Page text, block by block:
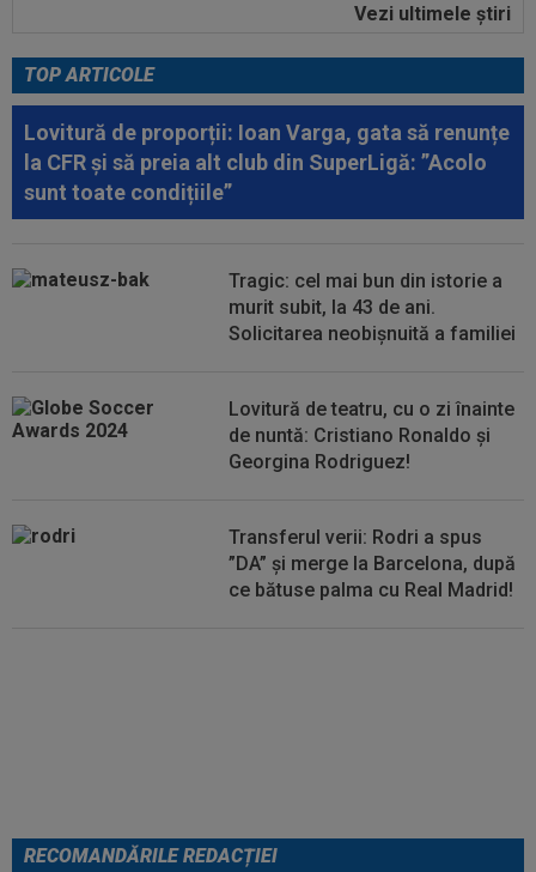
Daniel Pancu a ”explodat”, după UTA -
00:41 EXCLUSIV
Atacant pentru FCSB! A făcut
00:34 EXCLUSIV
2 la 1: au dat verdictul la cea mai
controversată fază din UTA - Rapid...
Dezastru: după Barcelona, a ratat
transferul la încă o echipă de UCL! Picat la...
Vezi ultimele ştiri
TOP ARTICOLE
Lovitură de proporții: Ioan Varga, gata să renunțe
la CFR și să preia alt club din SuperLigă: ”Acolo
sunt toate condițiile”
Tragic: cel mai bun din istorie a
murit subit, la 43 de ani.
Solicitarea neobișnuită a familiei
Lovitură de teatru, cu o zi înainte
de nuntă: Cristiano Ronaldo și
Georgina Rodriguez!
Transferul verii: Rodri a spus
”DA” și merge la Barcelona, după
ce bătuse palma cu Real Madrid!
RECOMANDĂRILE REDACȚIEI